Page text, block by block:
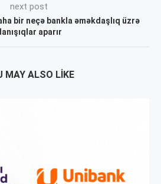
next post
bir neçə bankla əməkdaşlıq üzrə
aparır
MAY ALSO LIKE